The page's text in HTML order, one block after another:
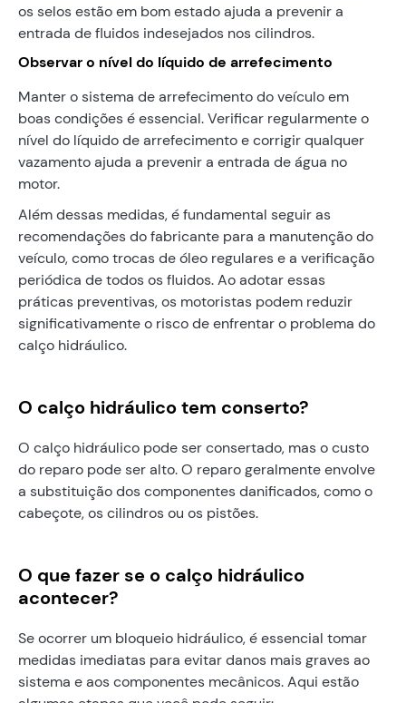
os selos estão em bom estado ajuda a prevenir a
entrada de fluidos indesejados nos cilindros.
Observar o nível do líquido de arrefecimento
Manter o sistema de arrefecimento do veículo em
boas condições é essencial. Verificar regularmente o
nível do líquido de arrefecimento e corrigir qualquer
vazamento ajuda a prevenir a entrada de água no
motor.
Além dessas medidas, é fundamental seguir as
recomendações do fabricante para a manutenção do
veículo, como trocas de óleo regulares e a verificação
periódica de todos os fluidos. Ao adotar essas
práticas preventivas, os motoristas podem reduzir
significativamente o risco de enfrentar o problema do
calço hidráulico.
O calço hidráulico tem conserto?
O calço hidráulico pode ser consertado, mas o custo
do reparo pode ser alto. O reparo geralmente envolve
a substituição dos componentes danificados, como o
cabeçote, os cilindros ou os pistões.
O que fazer se o calço hidráulico
acontecer?
Se ocorrer um bloqueio hidráulico, é essencial tomar
medidas imediatas para evitar danos mais graves ao
sistema e aos componentes mecânicos. Aqui estão